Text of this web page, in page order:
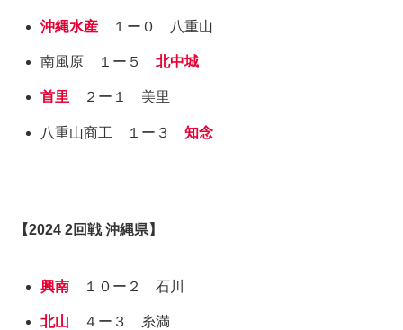
沖縄水産 １ー０ 八重山
南風原 １ー５北中城
首里 ２ー１ 美里
八重山商工 １ー３知念
【2024 2回戦沖縄県】
興南 １０ー２ 石川
北山 ４ー３ 糸満